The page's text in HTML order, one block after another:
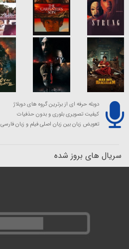
دوبله حرفه ای از برترین گروه های دوبلاژ
کیفیت تصویری بلوری و بدون حذفیات
تعویض زبان بین زبان اصلی فیلم و زبان فارسی
سریال های بروز شده